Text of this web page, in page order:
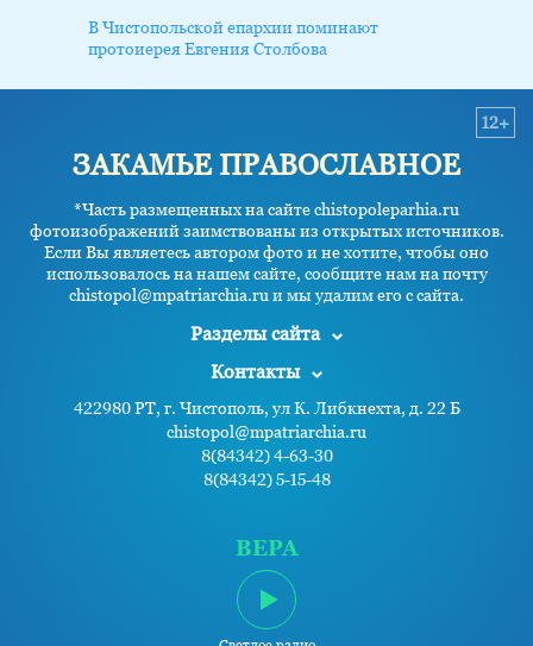
В Чистопольской епархии поминают
протоиерея Евгения Столбова
ЗАКАМЬЕ ПРАВОСЛАВНОЕ
*Часть размещенных на сайте chistopoleparhia.ru
фотоизображений заимствованы из открытых источников.
Если Вы являетесь автором фото и не хотите, чтобы оно
использовалось на нашем сайте, сообщите нам на почту
chistopol@mpatriarchia.ru и мы удалим его с сайта.
12+
Разделы сайта
Контакты
422980 РТ, г. Чистополь, ул К. Либкнехта, д. 22 Б
chistopol@mpatriarchia.ru
8(84342) 4-63-30
8(84342) 5-15-48
ВЕРА